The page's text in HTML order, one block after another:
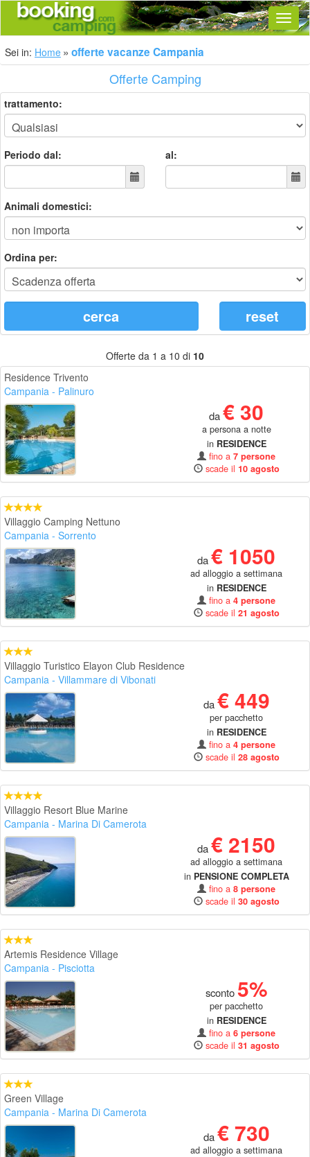
Sei in: Home offerte vacanze Campania
Offerte Camping
trattamento:
Periodo dal: al:
Animali domestici:
Ordina per:
Offerte da 1 a 10 di 10
Residence Trivento
Campania - Palinuro
da€ 30
a persona a notte
in RESIDENCE
fino a 7 persone
scade il 10 agosto
Villaggio Camping Nettuno
Campania - Sorrento
da€ 1050
ad alloggio a settimana
in RESIDENCE
fino a 4 persone
scade il 21 agosto
Villaggio Turistico Elayon Club Residence
Campania - Villammare di Vibonati
da€ 449
per pacchetto
in RESIDENCE
fino a 4 persone
scade il 28 agosto
Villaggio Resort Blue Marine
Campania - Marina Di Camerota
da€ 2150
ad alloggio a settimana
in PENSIONE COMPLETA
fino a 8 persone
scade il 30 agosto
Artemis Residence Village
Campania - Pisciotta
sconto5%
per pacchetto
in RESIDENCE
fino a 6 persone
scade il 31 agosto
Green Village
Campania - Marina Di Camerota
da€ 730
ad alloggio a settimana